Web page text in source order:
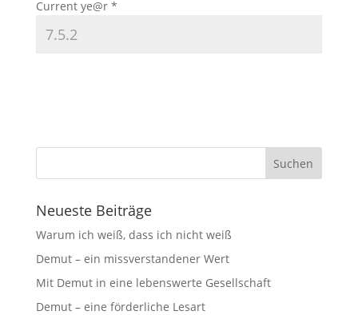
Current ye@r *
Neueste Beiträge
Warum ich weiß, dass ich nicht weiß
Demut – ein missverstandener Wert
Mit Demut in eine lebenswerte Gesellschaft
Demut – eine förderliche Lesart